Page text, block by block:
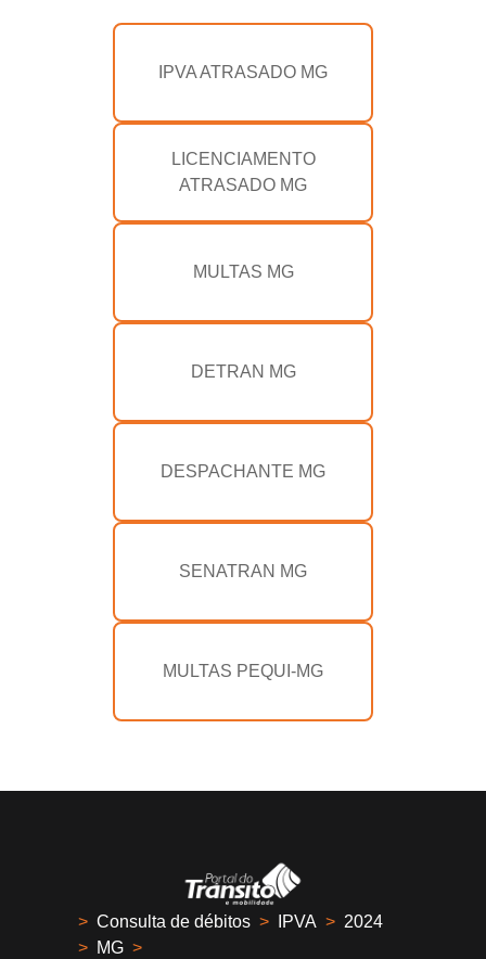
IPVA ATRASADO MG
LICENCIAMENTO
ATRASADO MG
MULTAS MG
DETRAN MG
DESPACHANTE MG
SENATRAN MG
MULTAS PEQUI-MG
> Consulta de débitos > IPVA > 2024
> MG >